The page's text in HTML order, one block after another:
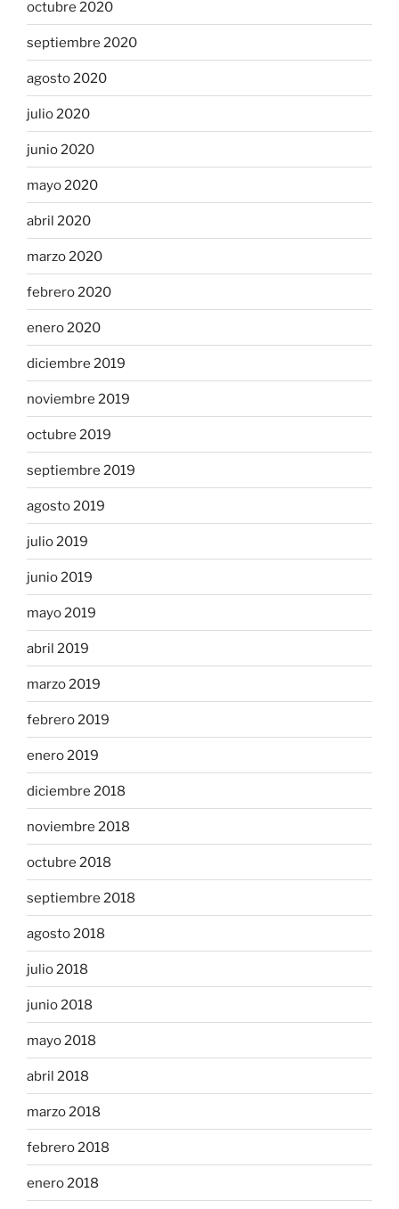
octubre 2020
septiembre 2020
agosto 2020
julio 2020
junio 2020
mayo 2020
abril 2020
marzo 2020
febrero 2020
enero 2020
diciembre 2019
noviembre 2019
octubre 2019
septiembre 2019
agosto 2019
julio 2019
junio 2019
mayo 2019
abril 2019
marzo 2019
febrero 2019
enero 2019
diciembre 2018
noviembre 2018
octubre 2018
septiembre 2018
agosto 2018
julio 2018
junio 2018
mayo 2018
abril 2018
marzo 2018
febrero 2018
enero 2018